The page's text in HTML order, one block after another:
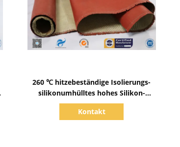
260 ℃ hitzebeständige Isolierungs-
silikonumhülltes hohes Silikon-
Gewebe
Kontakt